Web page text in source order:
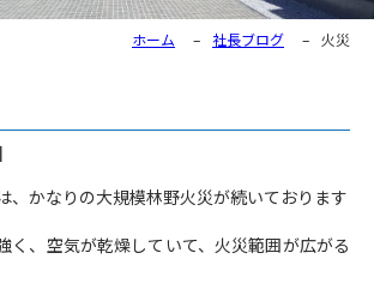
ホーム – 社長ブログ – 火災
、かなりの大規模林野火災が続いております
く、空気が乾燥していて、火災範囲が広がる